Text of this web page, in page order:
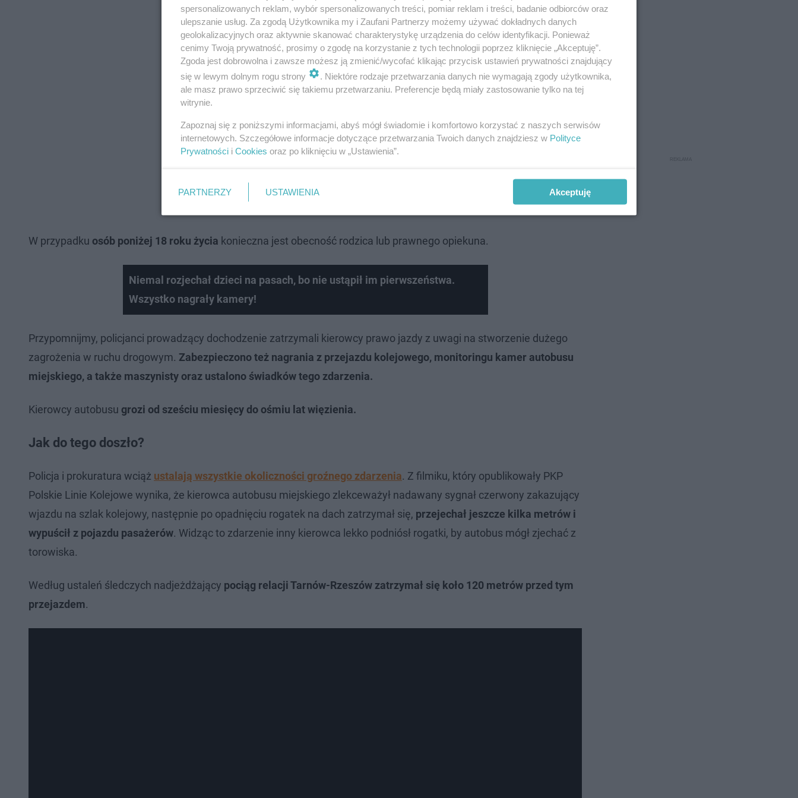
komunikacie Komendy Miejskiej Policji w Tarnowie.
W przypadku osób poniżej 18 roku życia konieczna jest obecność rodzica lub prawnego opiekuna.
Niemal rozjechał dzieci na pasach, bo nie ustąpił im pierwszeństwa.
Wszystko nagrały kamery!
Przypomnijmy, policjanci prowadzący dochodzenie zatrzymali kierowcy prawo jazdy z uwagi na stworzenie dużego
zagrożenia w ruchu drogowym. Zabezpieczono też nagrania z przejazdu kolejowego, monitoringu kamer autobusu
miejskiego, a także maszynisty oraz ustalono świadków tego zdarzenia.
Kierowcy autobusu grozi od sześciu miesięcy do ośmiu lat więzienia.
Jak do tego doszło?
Policja i prokuratura wciąż ustalają wszystkie okoliczności groźnego zdarzenia. Z filmiku, który opublikowały PKP
Polskie Linie Kolejowe wynika, że kierowca autobusu miejskiego zlekceważył nadawany sygnał czerwony zakazujący
wjazdu na szlak kolejowy, następnie po opadnięciu rogatek na dach zatrzymał się, przejechał jeszcze kilka metrów i
wypuścił z pojazdu pasażerów. Widząc to zdarzenie inny kierowca lekko podniósł rogatki, by autobus mógł zjechać z
torowiska.
Według ustaleń śledczych nadjeżdżający pociąg relacji Tarnów-Rzeszów zatrzymał się koło 120 metrów przed tym
przejazdem.
spersonalizowanych reklam, wybór spersonalizowanych treści, pomiar reklam i treści, badanie odbiorców oraz
ulepszanie usług. Za zgodą Użytkownika my i Zaufani Partnerzy możemy używać dokładnych danych
geolokalizacyjnych oraz aktywnie skanować charakterystykę urządzenia do celów identyfikacji. Ponieważ
cenimy Twoją prywatność, prosimy o zgodę na korzystanie z tych technologii poprzez kliknięcie „Akceptuję”.
Zgoda jest dobrowolna i zawsze możesz ją zmienić/wycofać klikając przycisk ustawień prywatności znajdujący
się w lewym dolnym rogu strony
. Niektóre rodzaje przetwarzania danych nie wymagają zgody użytkownika,
ale masz prawo sprzeciwić się takiemu przetwarzaniu. Preferencje będą miały zastosowanie tylko na tej
witrynie.
Zapoznaj się z poniższymi informacjami, abyś mógł świadomie i komfortowo korzystać z naszych serwisów
internetowych. Szczegółowe informacje dotyczące przetwarzania Twoich danych znajdziesz w Polityce
Prywatności i Cookies oraz po kliknięciu w „Ustawienia”.
PARTNERZY USTAWIENIA Akceptuję